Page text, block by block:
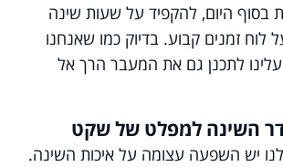
בסוף היום, להקפיד על שעות שינה
לוח זמנים קבוע. בדיוק כמו שאנחנו
לתכנן גם את המעבר הרך אל
יש השפעה עצומה על איכות השינה.